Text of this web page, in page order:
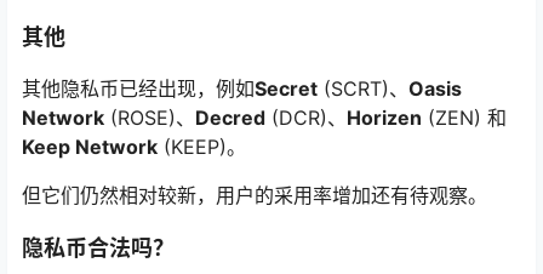
其他
其他隐私币已经出现，例如Secret (SCRT)、 Oasis
Network (ROSE)、 Decred (DCR)、 Horizen (ZEN) 和
Keep Network (KEEP)。
但它们仍然相对较新，用户的采用率增加还有待观察。
隐私币合法吗？